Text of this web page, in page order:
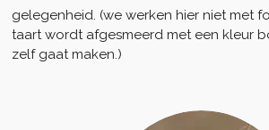
gelegenheid. (we werken hier niet met
taart wordt afgesmeerd met een kleur
zelf gaat maken.)